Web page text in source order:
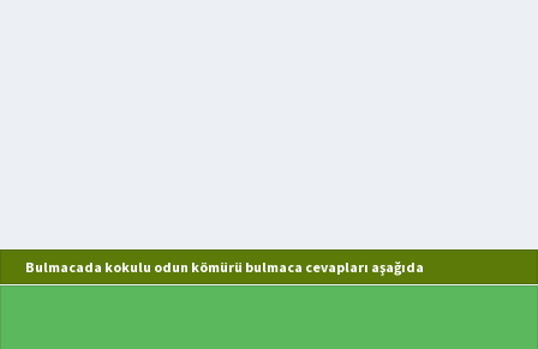
Bulmacada kokulu odun kömürü bulmaca cevapları aşağıda